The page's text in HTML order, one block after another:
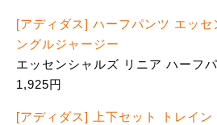
[アディダス] ハーフパンツ エッ
ングルジャージー
エッセンシャルズ リニア ハーフ
1,925円
[アディダス] 上下セット トレイン